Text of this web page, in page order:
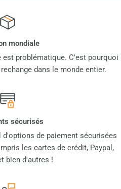
mondiale
est problématique. C'est pourquoi
dans le monde entier.
sécurisés
de paiement sécurisées
les cartes de crédit, Paypal,
bien d'autres !